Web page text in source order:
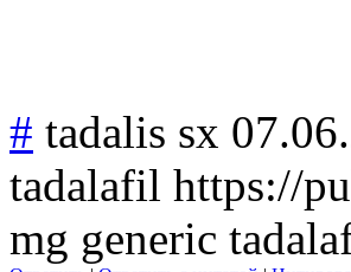
# tadalis sx
tadalafil https://
mg generic